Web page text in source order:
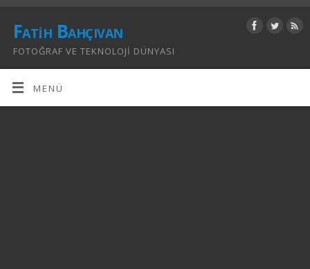
Fatih Bahçıvan
FOTOĞRAF VE TEKNOLOJI DÜNYASI
MENÜ